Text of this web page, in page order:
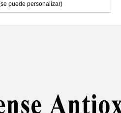
puede personalizar)